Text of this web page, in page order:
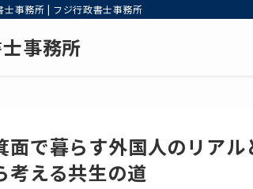
士事務所 | フジ行政書士事務所
事務所
面で暮らす外国人のリアル
考える共生の道